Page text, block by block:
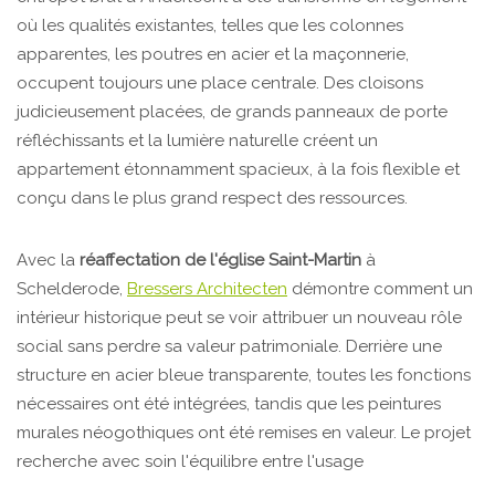
où les qualités existantes, telles que les colonnes
apparentes, les poutres en acier et la maçonnerie,
occupent toujours une place centrale. Des cloisons
judicieusement placées, de grands panneaux de porte
réfléchissants et la lumière naturelle créent un
appartement étonnamment spacieux, à la fois flexible et
conçu dans le plus grand respect des ressources.
Avec la réaffectation de l'église Saint-Martin à
Schelderode, Bressers Architecten démontre comment un
intérieur historique peut se voir attribuer un nouveau rôle
social sans perdre sa valeur patrimoniale. Derrière une
structure en acier bleue transparente, toutes les fonctions
nécessaires ont été intégrées, tandis que les peintures
murales néogothiques ont été remises en valeur. Le projet
recherche avec soin l'équilibre entre l'usage